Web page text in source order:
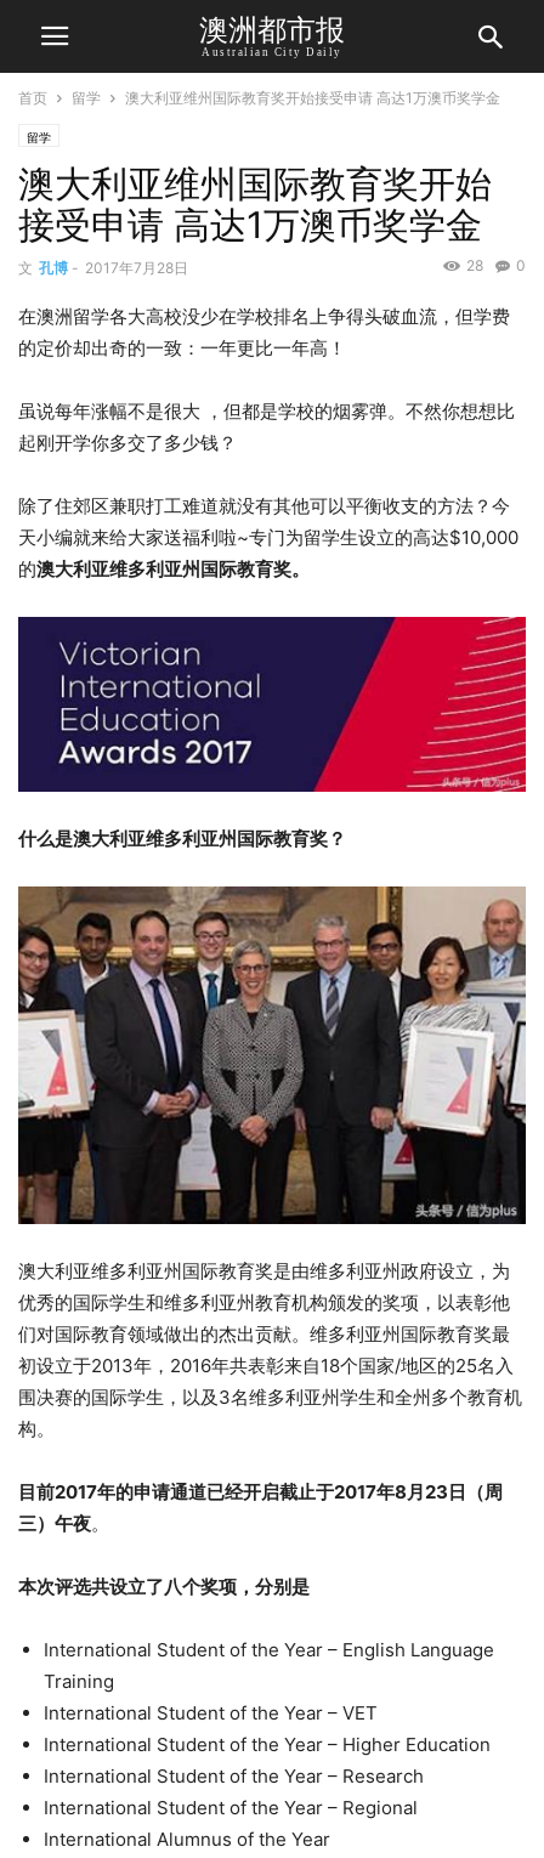
澳洲都市报
Australian City Daily
首页 留学 澳大利亚维州国际教育奖开始接受申请 高达1万澳币奖学金
留学
澳大利亚维州国际教育奖开始
接受申请 高达1万澳币奖学金
文 孔博 - 2017年7月28日 0
28
在澳洲留学各大高校没少在学校排名上争得头破血流，但学费
的定价却出奇的一致：一年更比一年高！
虽说每年涨幅不是很大 ，但都是学校的烟雾弹。不然你想想比
起刚开学你多交了多少钱？
除了住郊区兼职打工难道就没有其他可以平衡收支的方法？今
天小编就来给大家送福利啦~专门为留学生设立的高达$10,000
的澳大利亚维多利亚州国际教育奖。
什么是澳大利亚维多利亚州国际教育奖？
澳大利亚维多利亚州国际教育奖是由维多利亚州政府设立，为
优秀的国际学生和维多利亚州教育机构颁发的奖项，以表彰他
们对国际教育领域做出的杰出贡献。维多利亚州国际教育奖最
初设立于2013年，2016年共表彰来自18个国家/地区的25名入
围决赛的国际学生，以及3名维多利亚州学生和全州多个教育机
构。
目前2017年的申请通道已经开启截止于2017年8月23日（周
三）午夜。
本次评选共设立了八个奖项，分别是
International Student of the Year – English Language
Training
International Student of the Year – VET
International Student of the Year – Higher Education
International Student of the Year – Research
International Student of the Year – Regional
International Alumnus of the Year